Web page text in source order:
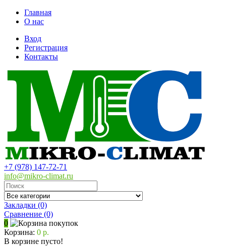
Главная
О нас
Вход
Регистрация
Контакты
+7 (978) 147-72-71
info@mikro-climat.ru
Закладки (0)
Сравнение (0)
0
Корзина: 0 р.
В корзине пусто!